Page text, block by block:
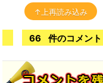
↑上再読み込み
66 件のコメント